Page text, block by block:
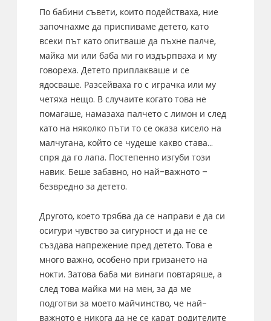
По бабини съвети, които подействаха, ние
започнахме да приспиваме детето, като
всеки път като опитваше да пъхне палче,
майка ми или баба ми го издърпваха и му
говореха. Детето приплакваше и се
ядосваше. Разсейваха го с играчка или му
четяха нещо. В случаите когато това не
помагаше, намазаха палчето с лимон и след
като на няколко пъти то се оказа кисело на
малчугана, който се чудеше какво става…
спря да го лапа. Постепенно изгуби този
навик. Беше забавно, но най-важното –
безвредно за детето.
Другото, което трябва да се направи е да си
осигури чувство за сигурност и да не се
създава напрежение пред детето. Това е
много важно, особено при гризането на
нокти. Затова баба ми винаги повтаряше, а
след това майка ми на мен, за да ме
подготви за моето майчинство, че най-
важното е никога да не се карат родителите